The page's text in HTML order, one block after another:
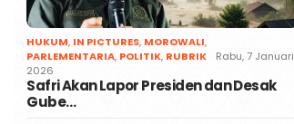
HUKUM, IN PICTURES, MOROWALI,
PARLEMENTARIA, POLITIK, RUBRIK
Rabu, 7 Januari
2026
Safri Akan Lapor Presiden dan Desak
Gube…